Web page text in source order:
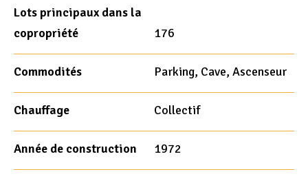
Lots principaux dans la
copropriété
176
Commodités Parking, Cave, Ascenseur
Chauffage Collectif
Année de construction 1972